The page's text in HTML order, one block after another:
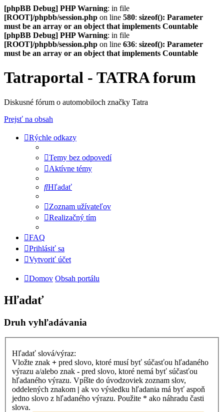
[phpBB Debug] PHP Warning: in file
[ROOT]/phpbb/session.php on line 580: sizeof(): Parameter
must be an array or an object that implements Countable
[phpBB Debug] PHP Warning: in file
[ROOT]/phpbb/session.php on line 636: sizeof(): Parameter
must be an array or an object that implements Countable
Tatraportal - TATRA forum
Diskusné fórum o automobiloch značky Tatra
Prejsť na obsah
Rýchle odkazy
Temy bez odpovedí
Aktívne témy
Hľadať
Zoznam užívateľov
Realizačný tím
FAQ
Prihlásiť sa
Vytvoriť účet
Domov Obsah portálu
Hľadať
Druh vyhľadávania
Hľadať slová/výraz:
Vložte znak + pred slovo, ktoré musí byť súčasťou hľadaného
výrazu a/alebo znak - pred slovo, ktoré nemá byť súčasťou
hľadaného výrazu. Vpíšte do úvodzoviek zoznam slov,
oddelených znakom | ak vo výsledku hľadania má byť aspoň
jedno slovo z hľadaného výrazu. Použite * ako náhradu časti
slova.